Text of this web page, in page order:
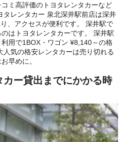
ミ高評価のトヨタレンタカーなど
レンタカー 泉北深井駅前店は深井
、アクセスが便利です。 深井駅で
はトヨタレンタカーです。 深井駅
用で1BOX・ワゴン ¥8,140～の格
気の格安レンタカーは売り切れる
早めに。
ー貸出までにかかる時